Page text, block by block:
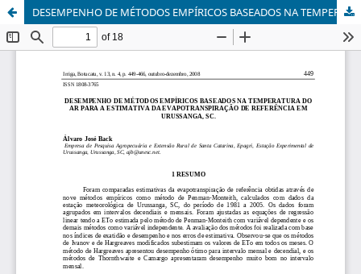
DESEMPENHO DE MÉTODOS EMPÍRICOS BASEADOS NA TEMPERATURA DO AR PARA A ESTIMATIVA DA EVAPOTRANSPIRAÇÃO DE REFERÊNCIA EM URUSSANGA, SC.